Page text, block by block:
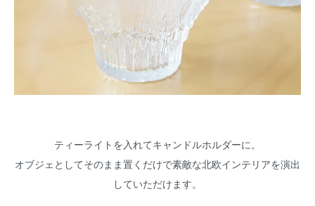
ティーライトを入れてキャンドルホルダーに。
オブジェとしてそのまま置くだけで素敵な北欧インテリアを演出
していただけます。